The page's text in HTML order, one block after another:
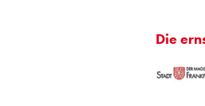
Die